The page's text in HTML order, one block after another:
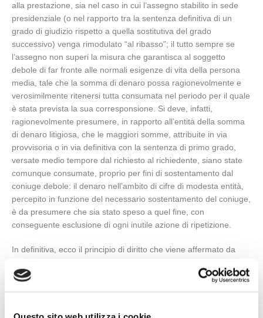
alla prestazione, sia nel caso in cui l’assegno stabilito in sede
presidenziale (o nel rapporto tra la sentenza definitiva di un
grado di giudizio rispetto a quella sostitutiva del grado
successivo) venga rimodulato “al ribasso”; il tutto sempre se
l’assegno non superi la misura che garantisca al soggetto
debole di far fronte alle normali esigenze di vita della persona
media, tale che la somma di denaro possa ragionevolmente e
verosimilmente ritenersi tutta consumata nel periodo per il quale
è stata prevista la sua corresponsione. Si deve, infatti,
ragionevolmente presumere, in rapporto all’entità della somma
di denaro litigiosa, che le maggiori somme, attribuite in via
provvisoria o in via definitiva con la sentenza di primo grado,
versate medio tempore dal richiesto al richiedente, siano state
comunque consumate, proprio per fini di sostentamento dal
coniuge debole: il denaro nell’ambito di cifre di modesta entità,
percepito in funzione del necessario sostentamento del coniuge,
è da presumere che sia stato speso a quel fine, con
conseguente esclusione di ogni inutile azione di ripetizione.
In definitiva, ecco il principio di diritto che viene affermato da
giurisprudenziale e che già da qualche tempo si andava
coniugi, per le modifiche nel corso del giudizio, con sentenza